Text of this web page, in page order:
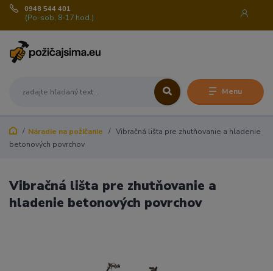
Menu
0948 544 401
(Po-sob, 8-17 hod.)
Náradie na požičanie
Vibračná lišta pre zhutňovanie a hladenie
betonových povrchov
Vibračná lišta pre zhutňovanie a
hladenie betonových povrchov